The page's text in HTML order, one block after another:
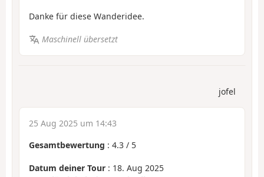
Danke für diese Wanderidee.
Maschinell übersetzt
jofel
25 Aug 2025 um 14:43
Gesamtbewertung : 4.3 / 5
Datum deiner Tour : 18. Aug 2025